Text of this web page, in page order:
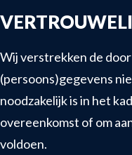
Wij verstrekken de
(persoons)gegevens
noodzakelijk is in het
overeenkomst of om
voldoen.